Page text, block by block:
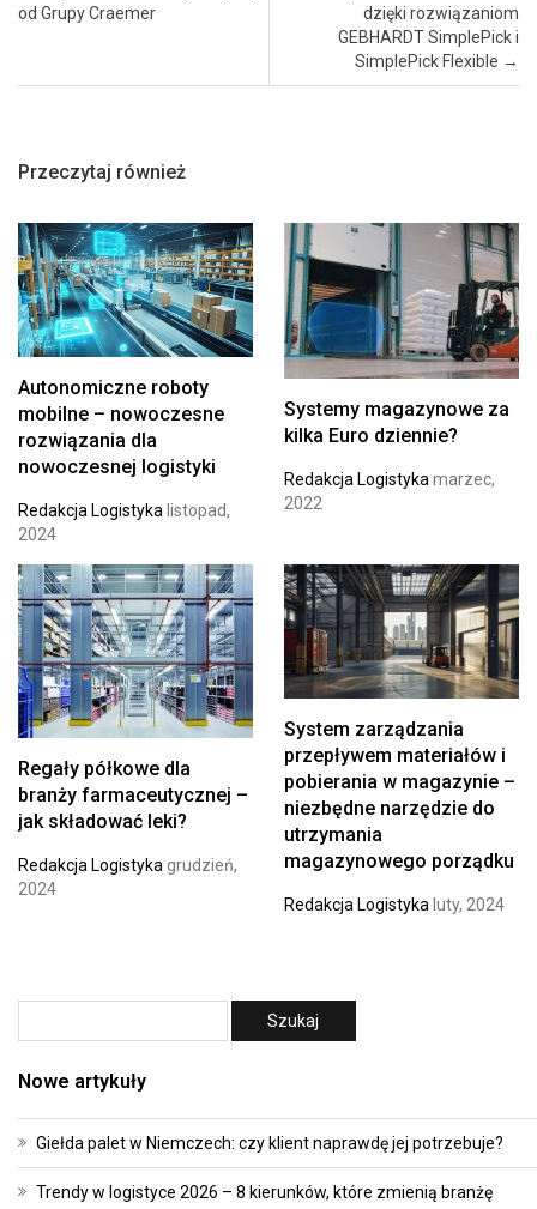
od Grupy Craemer
dzięki rozwiązaniom
GEBHARDT SimplePick i
SimplePick Flexible →
Przeczytaj również
Autonomiczne roboty
mobilne – nowoczesne
rozwiązania dla
nowoczesnej logistyki
Redakcja Logistyka listopad,
2024
Systemy magazynowe za
kilka Euro dziennie?
Redakcja Logistykamarzec,
2022
Regały półkowe dla
branży farmaceutycznej –
jak składować leki?
Redakcja Logistyka grudzień,
2024
System zarządzania
przepływem materiałów i
pobierania w magazynie –
niezbędne narzędzie do
utrzymania
magazynowego porządku
Redakcja Logistyka luty, 2024
Nowe artykuły
Giełda palet w Niemczech: czy klient naprawdę jej potrzebuje?
Trendy w logistyce 2026 – 8 kierunków, które zmienią branżę